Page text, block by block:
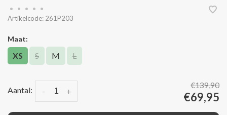
• • • •
•
Artikelcode: 261P203
Maat:
XS S M L
Aantal: +
-
€139,90
€69,95